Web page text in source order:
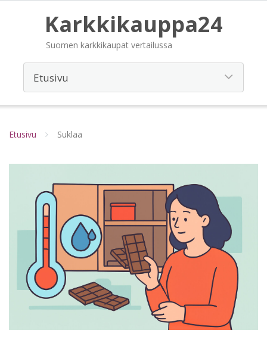
Karkkikauppa24
Suomen karkkikaupat vertailussa
Etusivu Suklaa